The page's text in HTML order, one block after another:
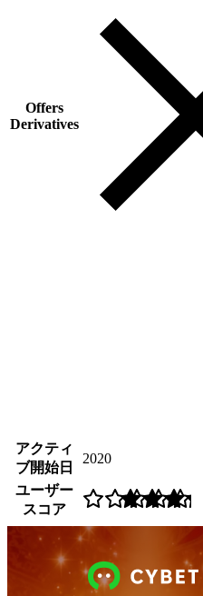
Offers
Derivatives
アクティ
ブ開始日
2020
ユーザー
スコア